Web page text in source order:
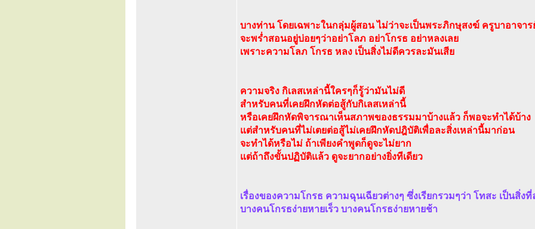
บางท่าน โดยเฉพาะในกลุ่มผู้สอน ไม่ว่าจะเป็นพระภิกษุสงฆ์ ครูบาอาจาร
จะพร่ำสอนอยู่บ่อยๆว่าอย่าโลภ อย่าโกรธ อย่าหลงเลย
เพราะความโลภ โกรธ หลง เป็นสิ่งไม่ดีควรละมันเสีย
ความจริง กิเลสเหล่านี้ใครๆก็รู้ว่ามันไม่ดี
สำหรับคนที่เคยฝึกหัดต่อสู้กับกิเลสเหล่านี้
หรือเคยฝึกหัดพิจารณาเห็นสภาพของธรรมมาบ้างแล้ว ก็พอจะทำได้บ้าง
แต่สำหรับคนที่ไม่เตยต่อสู้ไม่เคยฝึกหัดปฎิบัติเพื่อละสิ่งเหล่านี้มาก่อน
จะทำได้หรือไม่ ถ้าเพียงคำพูดก็ดูจะไม่ยาก
แต่ถ้าถึงขั้นปฏิบัติแล้ว ดูจะยากอย่างยิ่งทีเดียว
เรื่องของความโกรธ ความฉุนเฉียวต่างๆ ซึ่งเรียกรวมๆว่า โทสะ เป็นสิ่งที่
บางคนโกรธง่ายหายเร็ว บางคนโกรธง่ายหายช้า